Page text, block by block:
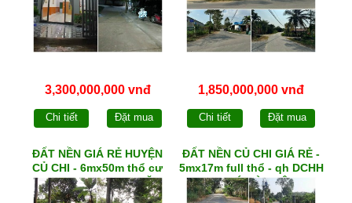
3,300,000,000 vnđ
Chi tiết Đặt mua
1,850,000,000 vnđ
Chi tiết Đặt mua
ĐẤT NỀN GIÁ RẺ HUYỆN
CỦ CHI - 6mx50m thổ cư
150m² - qh DCHH - MẶT
TIỀN xã NHUẬN ĐỨC
ĐẤT NỀN CỦ CHI GIÁ RẺ -
5mx17m full thổ - qh DCHH
- xã PHÚ HÒA ĐÔNG